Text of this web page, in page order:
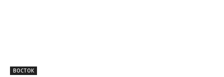
ВОСТОК